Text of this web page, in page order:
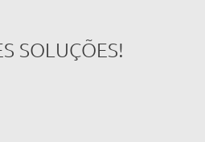
SOLUÇÕES!